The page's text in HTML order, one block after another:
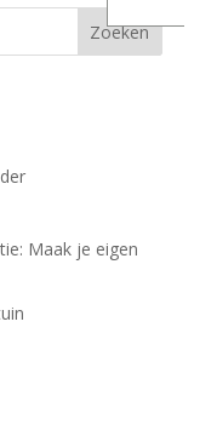
Maak je eigen